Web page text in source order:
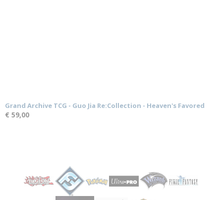
Grand Archive TCG - Guo Jia Re:Collection - Heaven's Favored
€ 59,00